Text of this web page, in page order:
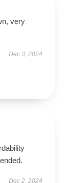
very
Dec 3, 2024
Dec 2, 2024